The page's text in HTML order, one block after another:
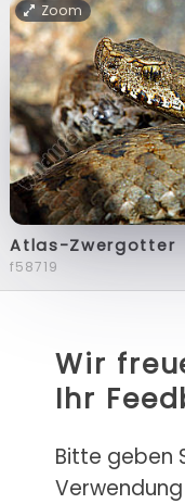
Zoom
Atlas-Zwergotter
f58719
Wir
Ihr
Bitte geben